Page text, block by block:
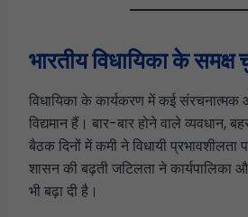
भारतीय विधायिका के समक्ष
विधायिका के कार्यकरण में कई संरचनात्मक
विद्यमान हैं। बार-बार होने वाले व्यवधान,
बैठक दिनों में कमी ने विधायी प्रभावशीलता
शासन की बढ़ती जटिलता ने कार्यपालिका
भी बढ़ा दी है।